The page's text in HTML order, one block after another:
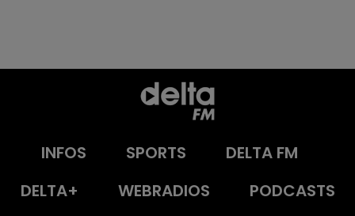
INFOS SPORTS
DELTA FM
DELTA+
WEBRADIOS
PODCASTS